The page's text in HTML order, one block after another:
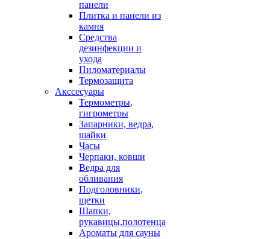
панели
Плитка и панели из
камня
Средства
дезинфекции и
ухода
Пиломатериалы
Термозащита
Аксcесуары
Термометры,
гигрометры
Запарники, ведра,
шайки
Часы
Черпаки, ковши
Ведра для
обливания
Подголовники,
щетки
Шапки,
рукавицы,полотенца
Ароматы для сауны